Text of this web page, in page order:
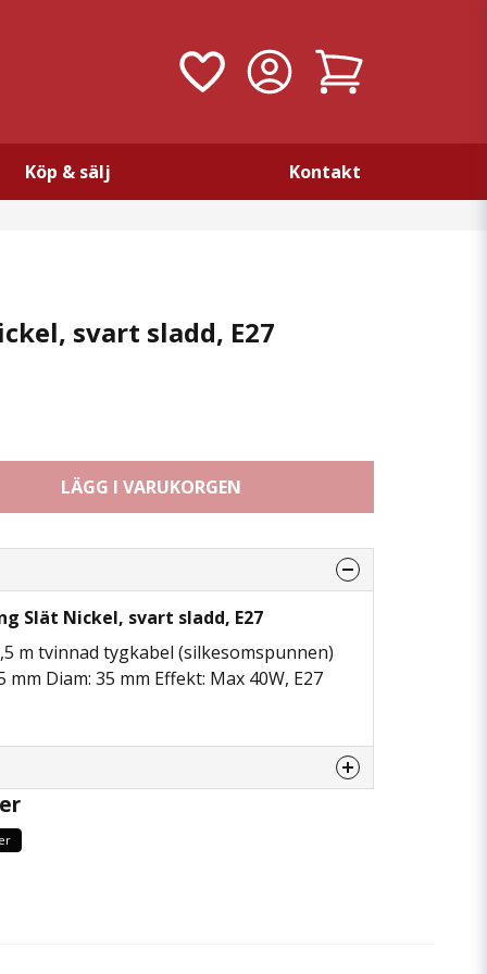
Köp & sälj Kontakt
svart sladd, E27
LÄGG I VARUKORGEN
Slät Nickel, svart sladd, E27
m tvinnad tygkabel (silkesomspunnen)
mm Diam: 35 mm Effekt: Max 40W, E27
produkten...